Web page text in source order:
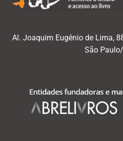
Al. Joaquim Eugênio de Lima,
São